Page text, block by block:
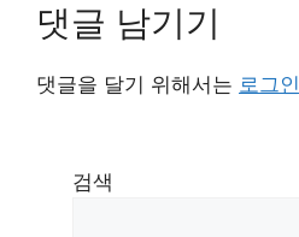
댓글 남기기
댓글을 달기 위해서는 로그인
검색